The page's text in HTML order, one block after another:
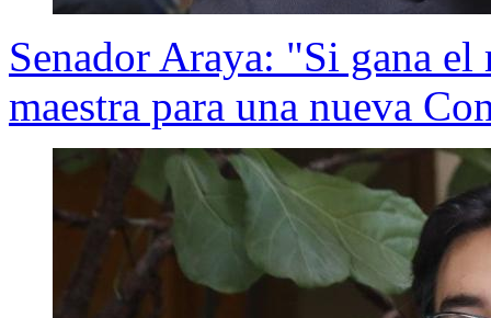
Senador Araya: "Si gana
maestra para una nueva